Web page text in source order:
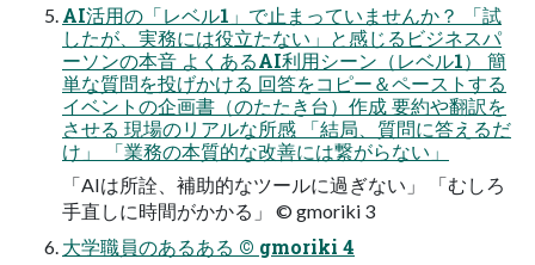
AI活用の「レベル1」で止まっていませんか？ 「試
したが、実務には役立たない」と感じるビジネスパ
ーソンの本音 よくあるAI利用シーン（レベル1） 簡
単な質問を投げかける 回答をコピー＆ペーストする
イベントの企画書（のたたき台）作成 要約や翻訳を
させる 現場のリアルな所感 「結局、質問に答えるだ
け」 「業務の本質的な改善には繋がらない」
「AIは所詮、補助的なツールに過ぎない」 「むしろ
手直しに時間がかかる」 © gmoriki 3
大学職員のあるある © gmoriki 4